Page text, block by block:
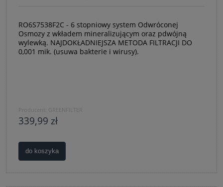
RO6S7538F2C - 6 stopniowy system Odwróconej
Osmozy z wkładem mineralizującym oraz pdwójną
wylewką. NAJDOKŁADNIEJSZA METODA FILTRACJI DO
0,001 mik. (usuwa bakterie i wirusy).
Producent: GREENFILTER
339,99 zł
do koszyka